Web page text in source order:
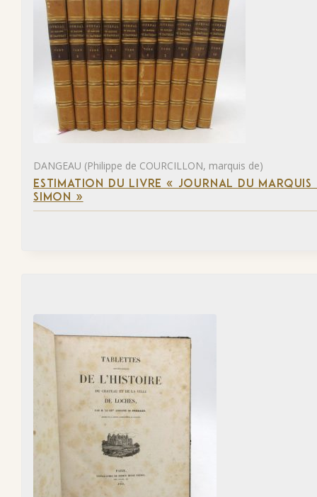
DANGEAU (Philippe de COURCILLON, marquis de)
ESTIMATION DU LIVRE « JOURNAL DU
SIMON »